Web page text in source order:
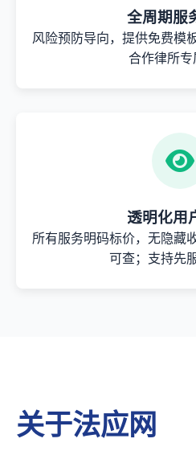
全周期服
风险预防导向，提供免费模
合作律所
透明化用
所有服务明码标价，无隐藏
可查；支持先
关于法应网